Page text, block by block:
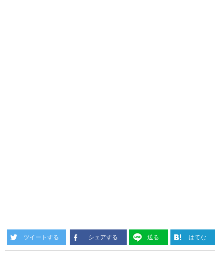
ツイートする シェアする 送る はてな